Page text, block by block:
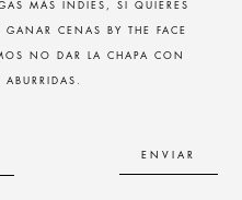
MÁS INDIES, SI QUIERES
GANAR CENAS BY THE FACE
NO DAR LA CHAPA CON
ABURRIDAS.